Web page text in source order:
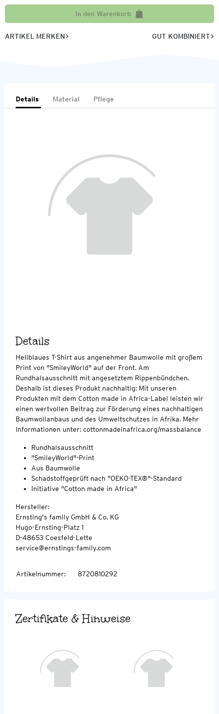
In den Warenkorb
ARTIKEL MERKEN GUT KOMBINIERT
Details Material Pflege
Details
Hellblaues T-Shirt aus angenehmer Baumwolle mit großem
Print von "SmileyWorld" auf der Front. Am
Rundhalsausschnitt mit angesetztem Rippenbündchen.
Deshalb ist dieses Produkt nachhaltig: Mit unseren
Produkten mit dem Cotton made in Africa-Label leisten wir
einen wertvollen Beitrag zur Förderung eines nachhaltigen
Baumwollanbaus und des Umweltschutzes in Afrika. Mehr
Informationen unter: cottonmadeinafrica.org/massbalance
Rundhalsausschnitt
"SmileyWorld"-Print
Aus Baumwolle
Schadstoffgeprüft nach "OEKO-TEX®"-Standard
Initiative "Cotton made in Africa"
Hersteller:
Ernsting's family GmbH & Co. KG
Hugo-Ernsting-Platz 1
D-48653 Coesfeld-Lette
service@ernstings-family.com
Artikelnummer: 8720810292
Zertifikate & Hinweise